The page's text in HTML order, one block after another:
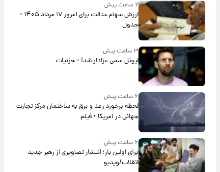
۲ ساعت پیش
ارزش سهام عدالت برای امروز ۱۷ مرداد ۱۴۰۵ +
جدول
۳ ساعت پیش
لیونل مسی عزادار شد! + جزئیات
۶ ساعت پیش
لحظه برخورد رعد و برق به ساختمان مرکز تجارت
جهانی در آمریکا + فیلم
۶ ساعت پیش
برای اولین بار؛ انتشار تصاویری از رهبر جدید
انقلاب/ویدیو